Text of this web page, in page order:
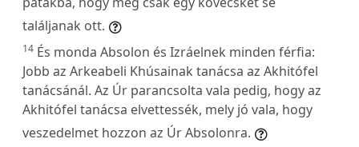
találjanak ott.
14 És monda Absolon és Izráelnek minden férfia:
Jobb az Arkeabeli Khúsainak tanácsa az Akhitófel
tanácsánál. Az Úr parancsolta vala pedig, hogy az
Akhitófel tanácsa elvettessék, mely jó vala, hogy
veszedelmet hozzon az Úr Absolonra.